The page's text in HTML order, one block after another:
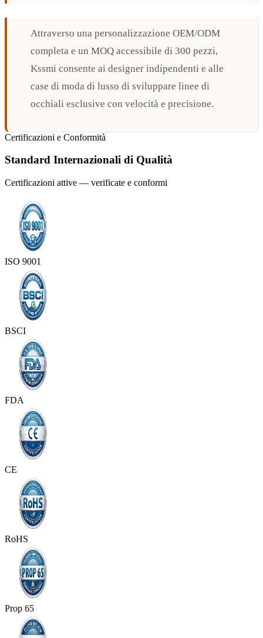
Attraverso una personalizzazione OEM/ODM
completa e un MOQ accessibile di 300 pezzi,
Kssmi consente ai designer indipendenti e alle
case di moda di lusso di sviluppare linee di
occhiali esclusive con velocità e precisione.
Certificazioni e Conformità
Standard Internazionali di Qualità
Certificazioni attive — verificate e conformi
ISO 9001
BSCI
FDA
CE
RoHS
Prop 65